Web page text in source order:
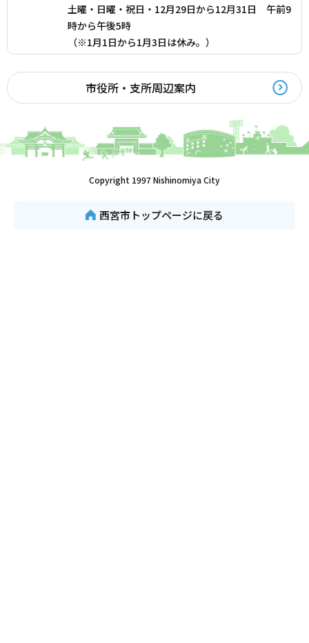
土曜・日曜・祝日・12月29日から12月31日 午前9
時から午後5時
（※1月1日から1月3日は休み。）
市役所・支所周辺案内
Copyright 1997 Nishinomiya City
西宮市トップページに戻る